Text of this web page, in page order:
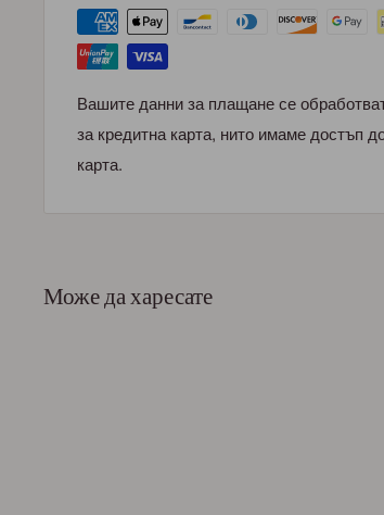
Вашите данни за плащане се
за кредитна карта, нито имаме достъп
карта.
Може да харесате